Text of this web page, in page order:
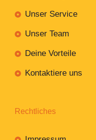
Unser Service
Unser Team
Deine Vorteile
Kontaktiere uns
Rechtliches